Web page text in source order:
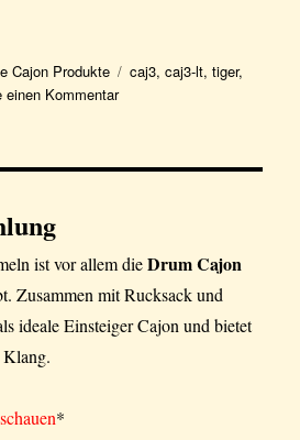
Cajon Produkte Schlagwörter
caj3,caj3-lt,tiger,
einen Kommentarzu
CAJ3-
ist vor allem dieDrum Cajon
Zusammen mit Rucksack und
ideale Einsteiger Cajon und bietet
Klang.
*